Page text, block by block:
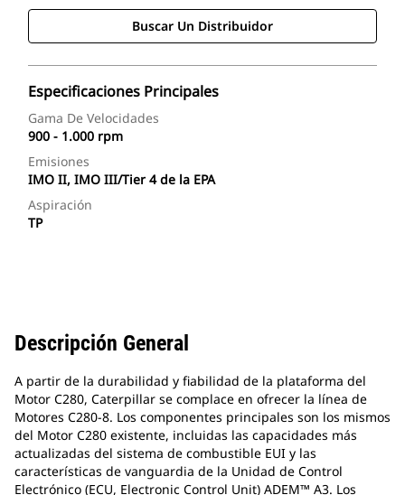
Buscar Un Distribuidor
Especificaciones Principales
Gama De Velocidades
900 - 1.000 rpm
Emisiones
IMO II, IMO III/Tier 4 de la EPA
Aspiración
TP
Descripción General
A partir de la durabilidad y fiabilidad de la plataforma del
Motor C280, Caterpillar se complace en ofrecer la línea de
Motores C280-8. Los componentes principales son los mismos
del Motor C280 existente, incluidas las capacidades más
actualizadas del sistema de combustible EUI y las
características de vanguardia de la Unidad de Control
Electrónico (ECU, Electronic Control Unit) ADEM™ A3. Los